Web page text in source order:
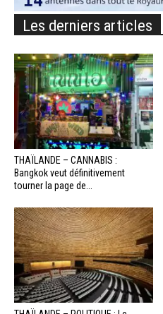
Les derniers articles
THAÏLANDE – CANNABIS :
Bangkok veut définitivement
tourner la page de...